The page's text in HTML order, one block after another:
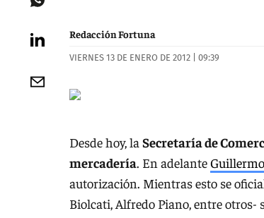
Redacción Fortuna
VIERNES 13 DE ENERO DE 2012 | 09:39
Desde hoy, la Secretaría de
mercadería. En adelante
autorización. Mientras esto se
Biolcati, Alfredo Piano, entre otros-